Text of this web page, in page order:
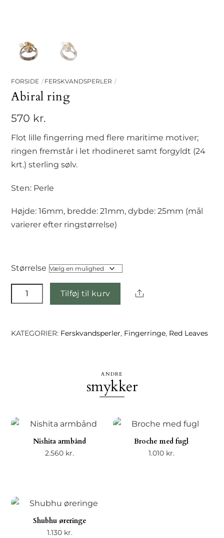
FORSIDE FERSKVANDSPERLER
Abiral ring
570 kr.
Flot lille fingerring med flere maritime motiver;
ringen fremstår i let rhodineret samt forgyldt (24
krt.) sterling sølv.
Sten: Perle
Højde: 16mm, bredde: 21mm, dybde: 25mm (mål
varierer efter ringstørrelse)
Størrelse
Abiral
ring
Tilføj til kurv Share
KATEGORIER: Ferskvandsperler, Fingerringe, Red Leaves
ANDRE
smykker
Nishita armbånd
2.560 kr.
Broche med fugl
1.010 kr.
Shubhu øreringe
1.130 kr.